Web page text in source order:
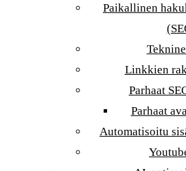
Paikallinen
Linkkien
Parhaat
Parhaat
Automatisoitu